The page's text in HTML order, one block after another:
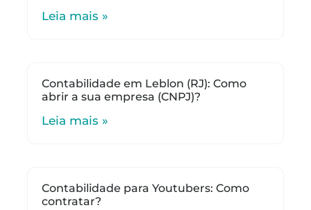
Leia mais »
Contabilidade em Leblon (RJ): Como
abrir a sua empresa (CNPJ)?
Leia mais »
Contabilidade para Youtubers: Como
contratar?